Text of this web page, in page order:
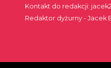
Kontakt do redakcji:
Redaktor dyżurny - Jacek